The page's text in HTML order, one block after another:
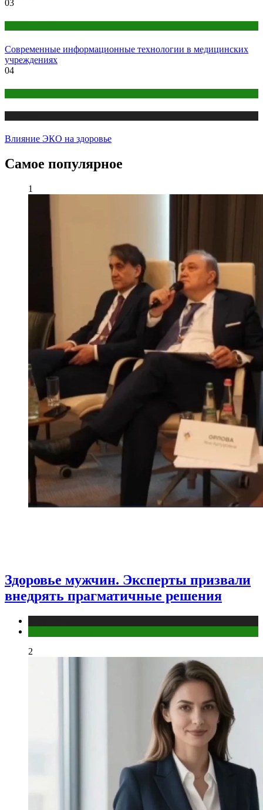
03
Современные информационные технологии в медицинских
учреждениях
04
Влияние ЭКО на здоровье
Самое популярное
1
Здоровье мужчин. Эксперты призвали
внедрять прагматичные решения
2